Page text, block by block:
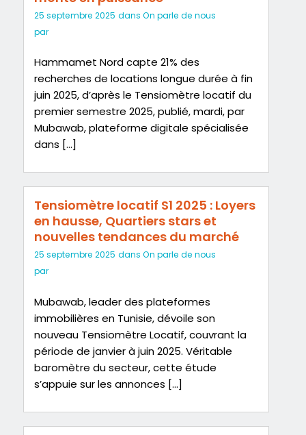
25 septembre 2025 dans On parle de nous
par
Hammamet Nord capte 21% des
recherches de locations longue durée à fin
juin 2025, d’après le Tensiomètre locatif du
premier semestre 2025, publié, mardi, par
Mubawab, plateforme digitale spécialisée
dans […]
Tensiomètre locatif S1 2025 : Loyers
en hausse, Quartiers stars et
nouvelles tendances du marché
25 septembre 2025 dans On parle de nous
par
Mubawab, leader des plateformes
immobilières en Tunisie, dévoile son
nouveau Tensiomètre Locatif, couvrant la
période de janvier à juin 2025. Véritable
baromètre du secteur, cette étude
s’appuie sur les annonces […]